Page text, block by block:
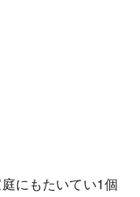
にもたいてい1個